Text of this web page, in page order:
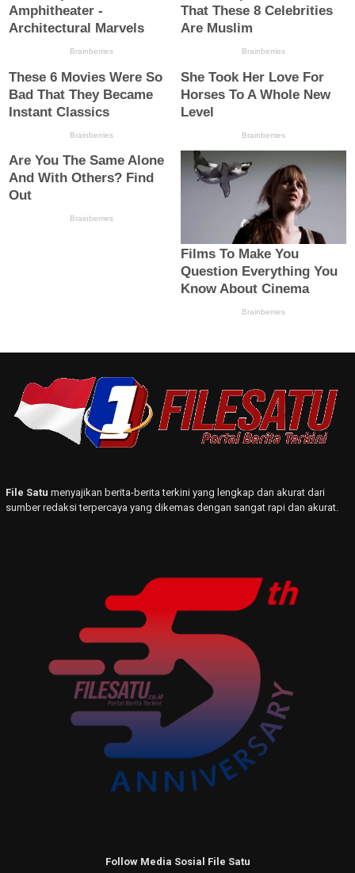
File Satu menyajikan berita-berita terkini yang lengkap dan akurat dari
sumber redaksi terpercaya yang dikemas dengan sangat rapi dan akurat.
Follow Media Sosial File Satu